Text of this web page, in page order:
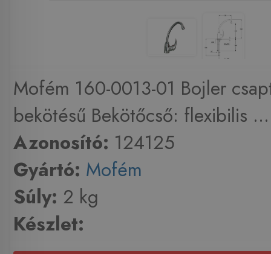
Mofém 160-0013-01 Bojler
bekötésű Bekötőcső: flexibilis ...
Azonosító: 124125
Gyártó: Mofém
Súly: 2 kg
Készlet: